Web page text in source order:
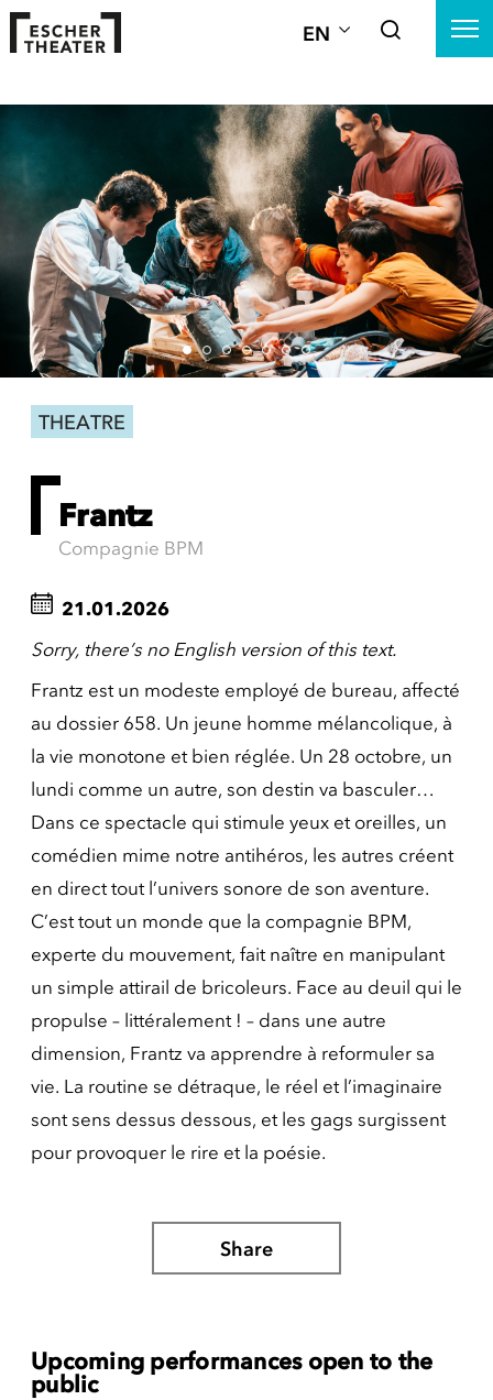
EN
THEATRE
Frantz
Compagnie BPM
21.01.2026
Sorry, there’s no English version of this text.
Frantz est un modeste employé de bureau, affecté
au dossier 658. Un jeune homme mélancolique, à
la vie monotone et bien réglée. Un 28 octobre, un
lundi comme un autre, son destin va basculer…
Dans ce spectacle qui stimule yeux et oreilles, un
comédien mime notre antihéros, les autres créent
en direct tout l’univers sonore de son aventure.
C’est tout un monde que la compagnie BPM,
experte du mouvement, fait naître en manipulant
un simple attirail de bricoleurs. Face au deuil qui le
propulse – littéralement ! – dans une autre
dimension, Frantz va apprendre à reformuler sa
vie. La routine se détraque, le réel et l’imaginaire
sont sens dessus dessous, et les gags surgissent
pour provoquer le rire et la poésie.
Share
Upcoming performances open to the
public